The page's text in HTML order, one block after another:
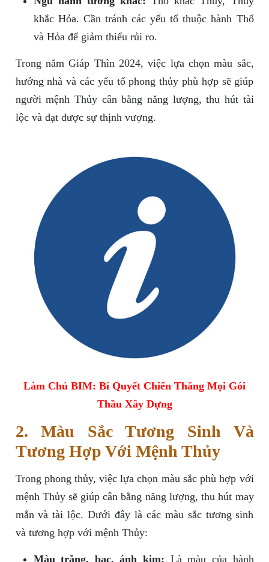
khắc Hỏa. Cần tránh các yếu tố thuộc hành Thổ
và Hỏa để giảm thiểu rủi ro.
Trong năm Giáp Thìn 2024, việc lựa chọn màu sắc,
hướng nhà và các yếu tố phong thủy phù hợp sẽ giúp
người mệnh Thủy cân bằng năng lượng, thu hút tài
lộc và đạt được sự thịnh vượng.
Làm Chủ BIM: Bí Quyết Chiến Thắng Mọi Gói
Thầu Xây Dựng
2. Màu Sắc Tương Sinh Và
Tương Hợp Với Mệnh Thủy
Trong phong thủy, việc lựa chọn màu sắc phù hợp với
mệnh Thủy sẽ giúp cân bằng năng lượng, thu hút may
mắn và tài lộc. Dưới đây là các màu sắc tương sinh
và tương hợp với mệnh Thủy:
Màu trắng, bạc, ánh kim: Là màu của hành